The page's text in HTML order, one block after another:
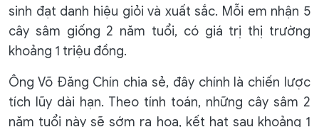
sinh đạt danh hiệu giỏi và xuất sắc. Mỗi em nhận 5
cây sâm giống 2 năm tuổi, có giá trị thị trường
khoảng 1 triệu đồng.
Ông Võ Đăng Chín chia sẻ, đây chính là chiến lược
tích lũy dài hạn. Theo tính toán, những cây sâm 2
năm tuổi này sẽ sớm ra hoa, kết hạt sau khoảng 1